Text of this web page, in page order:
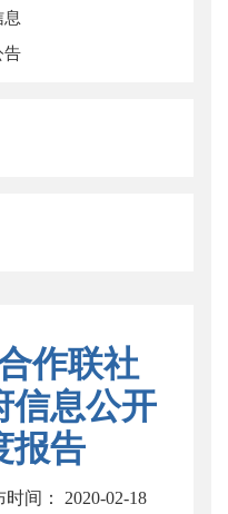
息
告
作联社
信息公开
报告
时间： 2020-02-18